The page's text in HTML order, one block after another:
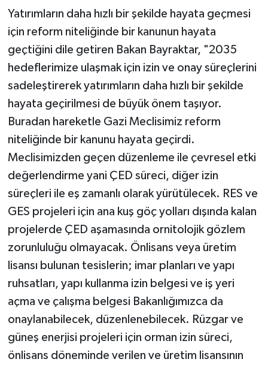
Yatırımların daha hızlı bir şekilde hayata geçmesi
için reform niteliğinde bir kanunun hayata
geçtiğini dile getiren Bakan Bayraktar, "2035
hedeflerimize ulaşmak için izin ve onay süreçlerini
sadeleştirerek yatırımların daha hızlı bir şekilde
hayata geçirilmesi de büyük önem taşıyor.
Buradan hareketle Gazi Meclisimiz reform
niteliğinde bir kanunu hayata geçirdi.
Meclisimizden geçen düzenleme ile çevresel etki
değerlendirme yani ÇED süreci, diğer izin
süreçleri ile eş zamanlı olarak yürütülecek. RES ve
GES projeleri için ana kuş göç yolları dışında kalan
projelerde ÇED aşamasında ornitolojik gözlem
zorunluluğu olmayacak. Önlisans veya üretim
lisansı bulunan tesislerin; imar planları ve yapı
ruhsatları, yapı kullanma izin belgesi ve iş yeri
açma ve çalışma belgesi Bakanlığımızca da
onaylanabilecek, düzenlenebilecek. Rüzgar ve
güneş enerjisi projeleri için orman izin süreci,
önlisans döneminde verilen ve üretim lisansının